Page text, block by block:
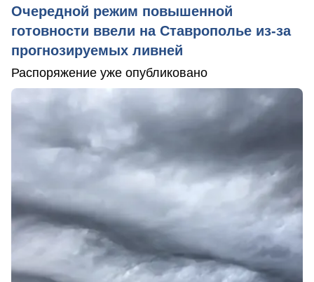
Очередной режим повышенной
готовности ввели на Ставрополье из-за
прогнозируемых ливней
Распоряжение уже опубликовано